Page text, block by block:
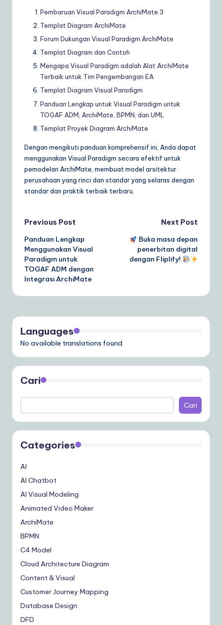
Pembaruan Visual Paradigm ArchiMate 3
Templat Diagram ArchiMate
Forum Dukungan Visual Paradigm ArchiMate
Templat Diagram dan Contoh
Mengapa Visual Paradigm adalah Alat ArchiMate
Terbaik untuk Tim Pengembangan EA
Templat Diagram Visual Paradigm
Panduan Lengkap untuk Visual Paradigm untuk
TOGAF ADM, ArchiMate, BPMN, dan UML
Templat Proyek Diagram ArchiMate
Dengan mengikuti panduan komprehensif ini, Anda dapat
menggunakan Visual Paradigm secara efektif untuk
pemodelan ArchiMate, membuat model arsitektur
perusahaan yang rinci dan standar yang selaras dengan
standar dan praktik terbaik terbaru.
Post
navigation
Previous Post
Panduan Lengkap
Menggunakan Visual
Paradigm untuk
TOGAF ADM dengan
Integrasi ArchiMate
Next Post
Buka masa depan
penerbitan digital
dengan Fliplify!
Languages
No available translations found
Cari
Cari
Categories
AI
AI Chatbot
AI Visual Modeling
Animated Video Maker
ArchiMate
BPMN
C4 Model
Cloud Architecture Diagram
Content & Visual
Customer Journey Mapping
Database Design
DFD